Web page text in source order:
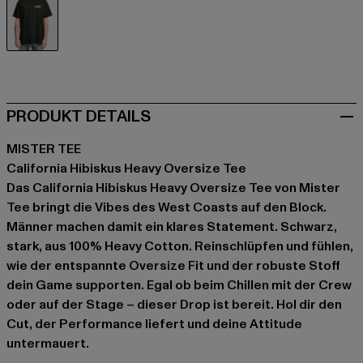
PRODUKT DETAILS
MISTER TEE
California Hibiskus Heavy Oversize Tee
Das California Hibiskus Heavy Oversize Tee von Mister
Tee bringt die Vibes des West Coasts auf den Block.
Männer machen damit ein klares Statement. Schwarz,
stark, aus 100% Heavy Cotton. Reinschlüpfen und fühlen,
wie der entspannte Oversize Fit und der robuste Stoff
dein Game supporten. Egal ob beim Chillen mit der Crew
oder auf der Stage – dieser Drop ist bereit. Hol dir den
Cut, der Performance liefert und deine Attitude
untermauert.